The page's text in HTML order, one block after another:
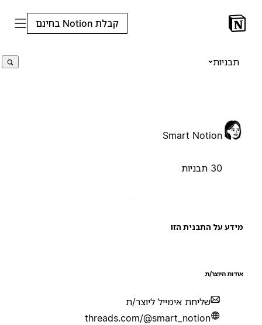
קבלת Notion בחינם
תבניות
Smart Notion
על התבנית הזו
היוצר/ת
שליחת אימייל ליוצר/ת
threads.com/@smart_notion